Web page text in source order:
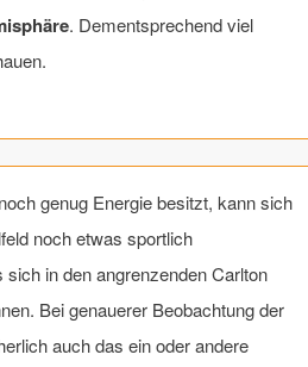
. Dementsprechend viel
genug Energie besitzt, kann sich
noch etwas sportlich
in den angrenzenden Carlton
Bei genauerer Beobachtung der
auch das ein oder andere